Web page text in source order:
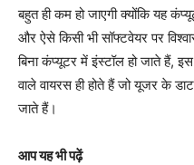
बहुत ही कम हो जाएगी क्योंकि यह
और ऐसे किसी भी सॉफ्टवेयर पर
बिना कंप्यूटर में इंस्टॉल हो जाते हैं,
वाले वायरस ही होते हैं जो यूजर के
जाते हैं।
आप यह भी पढ़ें